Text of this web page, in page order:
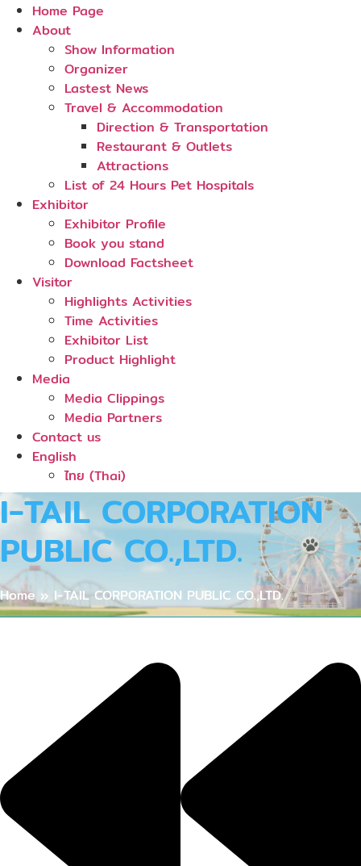
Home Page
About
Show Information
Organizer
Lastest News
Travel & Accommodation
Direction & Transportation
Restaurant & Outlets
Attractions
List of 24 Hours Pet Hospitals
Exhibitor
Exhibitor Profile
Book you stand
Download Factsheet
Visitor
Highlights Activities
Time Activities
Exhibitor List
Product Highlight
Media
Media Clippings
Media Partners
Contact us
English
ไทย (Thai)
I-TAIL CORPORATION
PUBLIC CO.,LTD.
Home» I-TAIL CORPORATION PUBLIC CO.,LTD.